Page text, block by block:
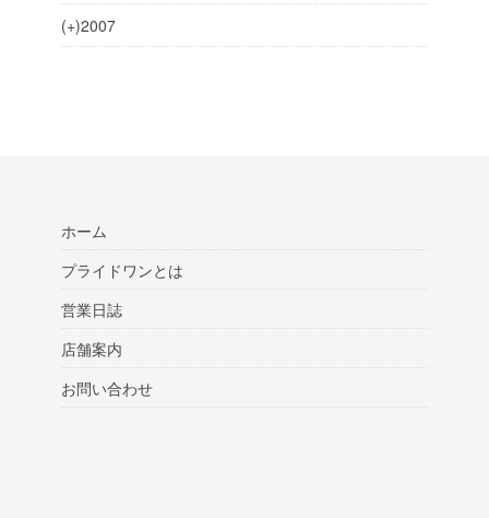
(+)2007
ホーム
プライドワンとは
営業日誌
店舗案内
お問い合わせ